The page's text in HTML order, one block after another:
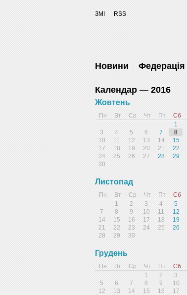
ЗМІ RSS
Новини Федерація
Календар — 2016
Жовтень
Пн Вт Ср Чт Пт Сб
1
3
4 5 6 7 8
10
11 12 13 14 15
17
18 19 20 21 22
24
25 26 27 28 29
30
Листопад
Пн Вт Ср Чт Пт Сб
1
2 3 4 5
7
8 9 10 11 12
14
15 16 17 18 19
21
22 23 24 25 26
28
29 30
Грудень
Пн Вт Ср Чт Пт Сб
1
2 3
5
6 7 8 9 10
12
13 14 15 16 17